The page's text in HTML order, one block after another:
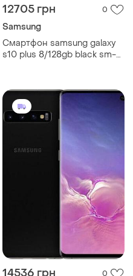
12705 грн 0
Samsung
Смартфон samsung galaxy
s10 plus 8/128gb black sm-
14536 грн 0